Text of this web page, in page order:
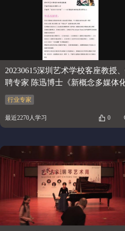
20230615深圳艺术学校客座教授
聘专家 陈迅博士《新概念多媒体
唱练耳教学》
行业专家
最近2270人学习 0